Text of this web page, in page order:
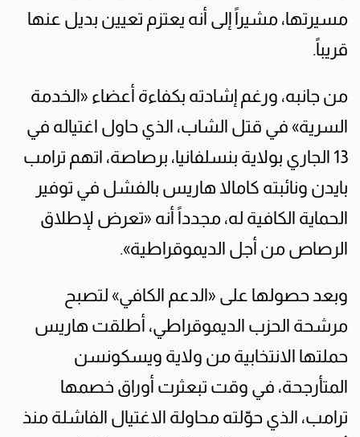
مسيرتها، مشيراً إلى أنه يعتزم تعيين بديل عنها
قريباً.
من جانبه، ورغم إشادته بكفاءة أعضاء «الخدمة
السرية» في قتل الشاب، الذي حاول اغتياله في
13 الجاري بولاية بنسلفانيا، برصاصة، اتهم ترامب
بايدن ونائبته كامالا هاريس بالفشل في توفير
الحماية الكافية له، مجدداً أنه «تعرض لإطلاق
الرصاص من أجل الديموقراطية».
وبعد حصولها على «الدعم الكافي» لتصبح
مرشحة الحزب الديموقراطي، أطلقت هاريس
حملتها الانتخابية من ولاية ويسكونسن
المتأرجحة، في وقت تبعثرت أوراق خصمها
ترامب، الذي حوّلته محاولة الاغتيال الفاشلة منذ